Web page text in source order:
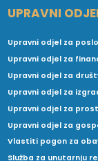
UPRAVNI
Upravni odjel za
Upravni odjel za
Upravni odjel za
Upravni odjel za
Upravni odjel za
Upravni odjel za
Vlastiti pogon za
Služba za unutarnju